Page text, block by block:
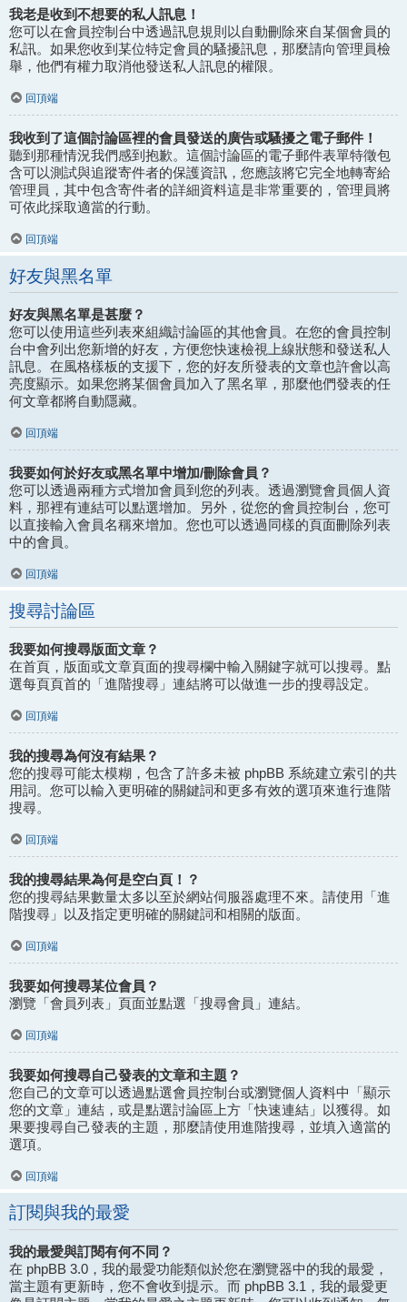
我老是收到不想要的私人訊息！
您可以在會員控制台中透過訊息規則以自動刪除來自某個會員的
私訊。如果您收到某位特定會員的騷擾訊息，那麼請向管理員檢
舉，他們有權力取消他發送私人訊息的權限。
回頂端
我收到了這個討論區裡的會員發送的廣告或騷擾之電子郵件！
聽到那種情況我們感到抱歉。這個討論區的電子郵件表單特徵包
含可以測試與追蹤寄件者的保護資訊，您應該將它完全地轉寄給
管理員，其中包含寄件者的詳細資料這是非常重要的，管理員將
可依此採取適當的行動。
回頂端
好友與黑名單
好友與黑名單是甚麼？
您可以使用這些列表來組織討論區的其他會員。在您的會員控制
台中會列出您新增的好友，方便您快速檢視上線狀態和發送私人
訊息。在風格樣板的支援下，您的好友所發表的文章也許會以高
亮度顯示。如果您將某個會員加入了黑名單，那麼他們發表的任
何文章都將自動隱藏。
回頂端
我要如何於好友或黑名單中增加/刪除會員？
您可以透過兩種方式增加會員到您的列表。透過瀏覽會員個人資
料，那裡有連結可以點選增加。另外，從您的會員控制台，您可
以直接輸入會員名稱來增加。您也可以透過同樣的頁面刪除列表
中的會員。
回頂端
搜尋討論區
我要如何搜尋版面文章？
在首頁，版面或文章頁面的搜尋欄中輸入關鍵字就可以搜尋。點
選每頁頁首的「進階搜尋」連結將可以做進一步的搜尋設定。
回頂端
我的搜尋為何沒有結果？
您的搜尋可能太模糊，包含了許多未被 phpBB 系統建立索引的共
用詞。您可以輸入更明確的關鍵詞和更多有效的選項來進行進階
搜尋。
回頂端
我的搜尋結果為何是空白頁！？
您的搜尋結果數量太多以至於網站伺服器處理不來。請使用「進
階搜尋」以及指定更明確的關鍵詞和相關的版面。
回頂端
我要如何搜尋某位會員？
瀏覽「會員列表」頁面並點選「搜尋會員」連結。
回頂端
我要如何搜尋自己發表的文章和主題？
您自己的文章可以透過點選會員控制台或瀏覽個人資料中「顯示
您的文章」連結，或是點選討論區上方「快速連結」以獲得。如
果要搜尋自己發表的主題，那麼請使用進階搜尋，並填入適當的
選項。
回頂端
訂閱與我的最愛
我的最愛與訂閱有何不同？
在 phpBB 3.0，我的最愛功能類似於您在瀏覽器中的我的最愛，
當主題有更新時，您不會收到提示。而 phpBB 3.1，我的最愛更